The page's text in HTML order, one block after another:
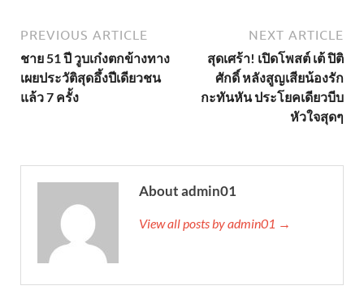
PREVIOUS ARTICLE
ชาย 51 ปี วูบเก๋งตกข้างทาง
เผยประวัติสุดอึ้งปีเดียวชน
แล้ว 7 ครั้ง
NEXT ARTICLE
สุดเศร้า! เปิดโพสต์ เต้ ปิติ
ศักดิ์ หลังสูญเสียน้องรัก
กะทันหัน ประโยคเดียวบีบ
หัวใจสุดๆ
About admin01
View all posts by admin01 →